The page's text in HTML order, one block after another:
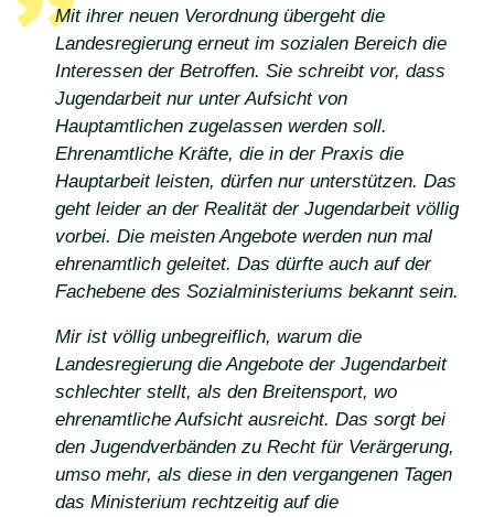
Mit ihrer neuen Verordnung übergeht die
Landesregierung erneut im sozialen Bereich die
Interessen der Betroffen. Sie schreibt vor, dass
Jugendarbeit nur unter Aufsicht von
Hauptamtlichen zugelassen werden soll.
Ehrenamtliche Kräfte, die in der Praxis die
Hauptarbeit leisten, dürfen nur unterstützen. Das
geht leider an der Realität der Jugendarbeit völlig
vorbei. Die meisten Angebote werden nun mal
ehrenamtlich geleitet. Das dürfte auch auf der
Fachebene des Sozialministeriums bekannt sein.
Mir ist völlig unbegreiflich, warum die
Landesregierung die Angebote der Jugendarbeit
schlechter stellt, als den Breitensport, wo
ehrenamtliche Aufsicht ausreicht. Das sorgt bei
den Jugendverbänden zu Recht für Verärgerung,
umso mehr, als diese in den vergangenen Tagen
das Ministerium rechtzeitig auf die